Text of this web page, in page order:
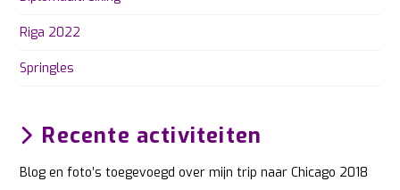
Riga 2022
Springles
Recente activiteiten
Blog en foto’s toegevoegd over mijn trip naar Chicago 2018